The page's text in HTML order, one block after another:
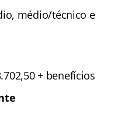
médio/técnico e
+ benefícios